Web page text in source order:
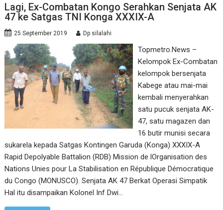
Lagi, Ex-Combatan Kongo Serahkan Senjata AK
47 ke Satgas TNI Konga XXXIX-A
25 September 2019 Dp silalahi
Topmetro.News –
Kelompok Ex-Combatan
kelompok bersenjata
Kabege atau mai-mai
kembali menyerahkan
satu pucuk senjata AK-
47, satu magazen dan
16 butir munisi secara
sukarela kepada Satgas Kontingen Garuda (Konga) XXXIX-A
Rapid Depolyable Battalion (RDB) Mission de lOrganisation des
Nations Unies pour La Stabilisation en République Démocratique
du Congo (MONUSCO). Senjata AK 47 Berkat Operasi Simpatik
Hal itu disampaikan Kolonel Inf Dwi…